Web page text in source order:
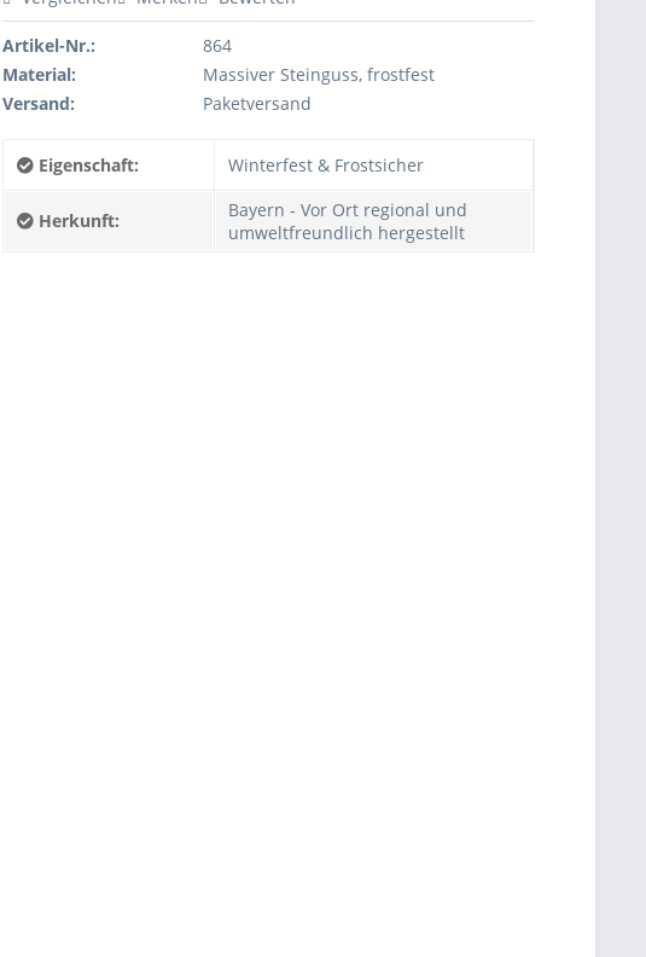
Artikel-Nr.:
864
Material:
Massiver Steinguss, frostfest
Versand:
Paketversand
Eigenschaft: Winterfest & Frostsicher
Herkunft:
Bayern - Vor Ort regional und
umweltfreundlich hergestellt